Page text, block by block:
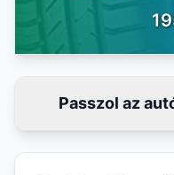
Passzol az